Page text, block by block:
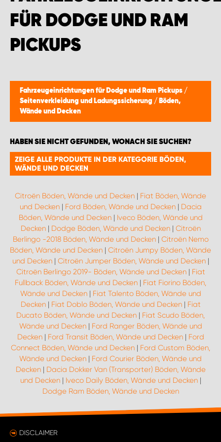
FÜR DODGE UND RAM
PICKUPS
Fahrzeugeinrichtungen für Dodge und Ram Pickups /
Seitenverkleidung und Ladungssicherung / Böden,
Wände und Decken
HABEN SIE NICHT GEFUNDEN, WONACH SIE SUCHEN?
ZEIGE ALLE PRODUKTE IN DER KATEGORIE BÖDEN,
WÄNDE UND DECKEN
Citroën Böden, Wände und Decken | Fiat Böden, Wände
und Decken| Ford Böden, Wände und Decken| Dacia
Böden, Wände und Decken| Iveco Böden, Wände und
Decken| Dodge Böden, Wände und Decken| Citroën
Berlingo -2018 Böden, Wände und Decken| Citroën Nemo
Böden, Wände und Decken | Citroën Jumpy Böden, Wände
und Decken| Citroën Jumper Böden, Wände und Decken|
Citroën Berlingo 2019- Böden, Wände und Decken| Fiat
Fullback Böden, Wände und Decken | Fiat Fiorino Böden,
Wände und Decken| Fiat Talento Böden, Wände und
Decken| Fiat Doblo Böden, Wände und Decken| Fiat
Ducato Böden, Wände und Decken | Fiat Scudo Böden,
Wände und Decken| Ford Ranger Böden, Wände und
Decken| Ford Transit Böden, Wände und Decken| Ford
Connect Böden, Wände und Decken | Ford Custom Böden,
Wände und Decken | Ford Courier Böden, Wände und
Decken| Dacia Dokker Van (Transporter) Böden, Wände
und Decken| Iveco Daily Böden, Wände und Decken|
Dodge Ram Böden, Wände und Decken
DISCLAIMER
MONTAGEPARTNER WIEN 1230